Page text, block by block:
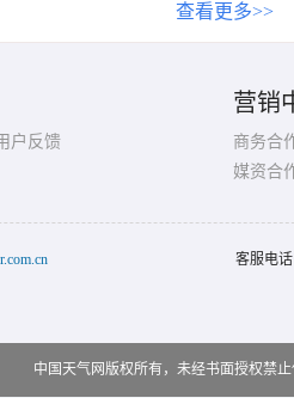
查看更多>>
户反馈
营销
商务合
媒资合
客服电
中国天气网版权所有，未经书面授权